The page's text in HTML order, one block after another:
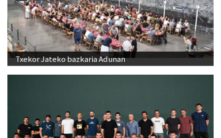
Txekor Jateko bazkaria Adunan